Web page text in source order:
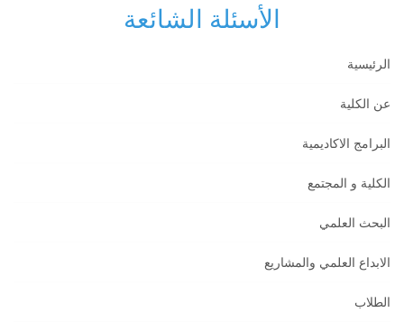
الأسئلة الشائعة
الرئيسية
عن الكلية
البرامج الاكاديمية
الكلية و المجتمع
البحث العلمي
الابداع العلمي والمشاريع
الطلاب